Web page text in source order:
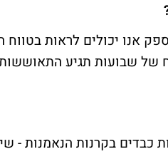
אנו יכולים לראות בטווח
מכן בטווח של שבועות תגיע
כבדים בקרנות הנאמנות -